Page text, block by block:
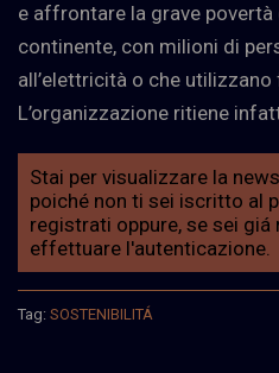
e affrontare la grave
continente, con milioni di
all’elettricità o che
L’organizzazione ritiene
Stai per visualizzare la
poiché non ti sei iscritto al
registrati oppure, se sei giá
effettuare l'autenticazione.
Tag: SOSTENIBILITÁ